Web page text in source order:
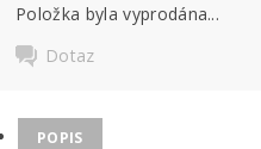
Položka byla vyprodána...
Dotaz
POPIS